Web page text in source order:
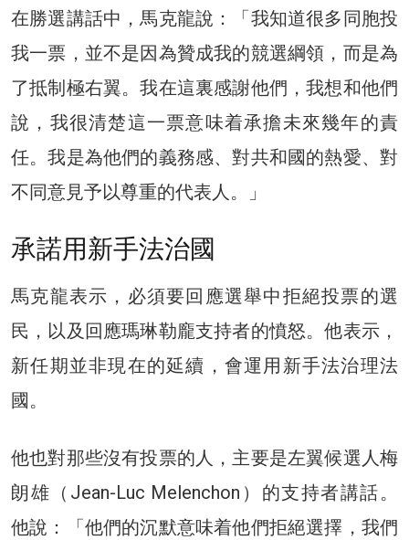
在勝選講話中，馬克龍說：「我知道很多同胞投
我一票，並不是因為贊成我的競選綱領，而是為
了抵制極右翼。我在這裏感謝他們，我想和他們
說，我很清楚這一票意味着承擔未來幾年的責
任。我是為他們的義務感、對共和國的熱愛、對
不同意見予以尊重的代表人。」
承諾用新手法治國
馬克龍表示，必須要回應選舉中拒絕投票的選
民，以及回應瑪琳勒龐支持者的憤怒。他表示，
新任期並非現在的延續，會運用新手法治理法
國。
他也對那些沒有投票的人，主要是左翼候選人梅
朗雄（Jean-Luc Melenchon）的支持者講話。
他說：「他們的沉默意味着他們拒絕選擇，我們